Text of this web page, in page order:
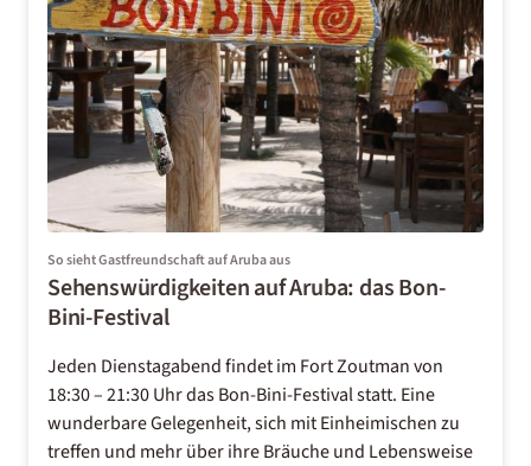
So sieht Gastfreundschaft auf Aruba aus
Sehenswürdigkeiten auf Aruba: das Bon-
Bini-Festival
Jeden Dienstagabend findet im Fort Zoutman von
18:30 – 21:30 Uhr das Bon-Bini-Festival statt. Eine
wunderbare Gelegenheit, sich mit Einheimischen zu
treffen und mehr über ihre Bräuche und Lebensweise